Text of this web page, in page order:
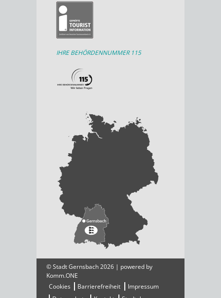
IHRE BEHÖRDENNUMMER 115
© Stadt Gernsbach 2026 | powered by
Komm.ONE
Cookies
Barrierefreiheit
Impressum